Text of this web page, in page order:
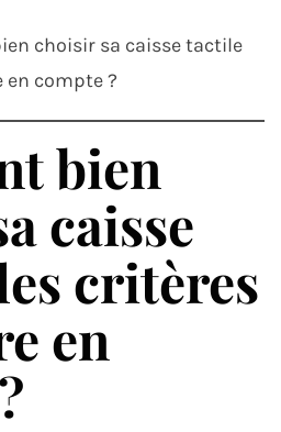
choisir sa caisse tactile
en compte ?
bien
caisse
critères
en